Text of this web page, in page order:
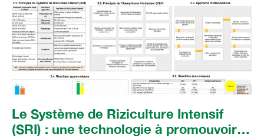
Le Système de Riziculture Intensif
(SRI) : une technologie à promouvoir